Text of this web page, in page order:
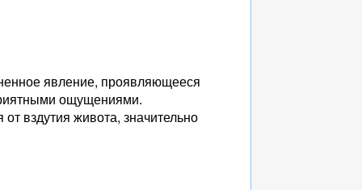
явление, проявляющееся
ощущениями.
вздутия живота, значительно